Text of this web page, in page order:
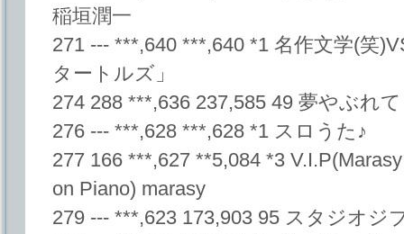
稲垣潤一
271 --- ***,640 ***,640 *1 名作文学(笑
タートルズ」
274 288 ***,636 237,585 49 夢やぶれ
276 --- ***,628 ***,628 *1 スロうた♪
277 166 ***,627 **5,084 *3
on Piano) marasy
279 --- ***,623 173,903 95 スタジオジ